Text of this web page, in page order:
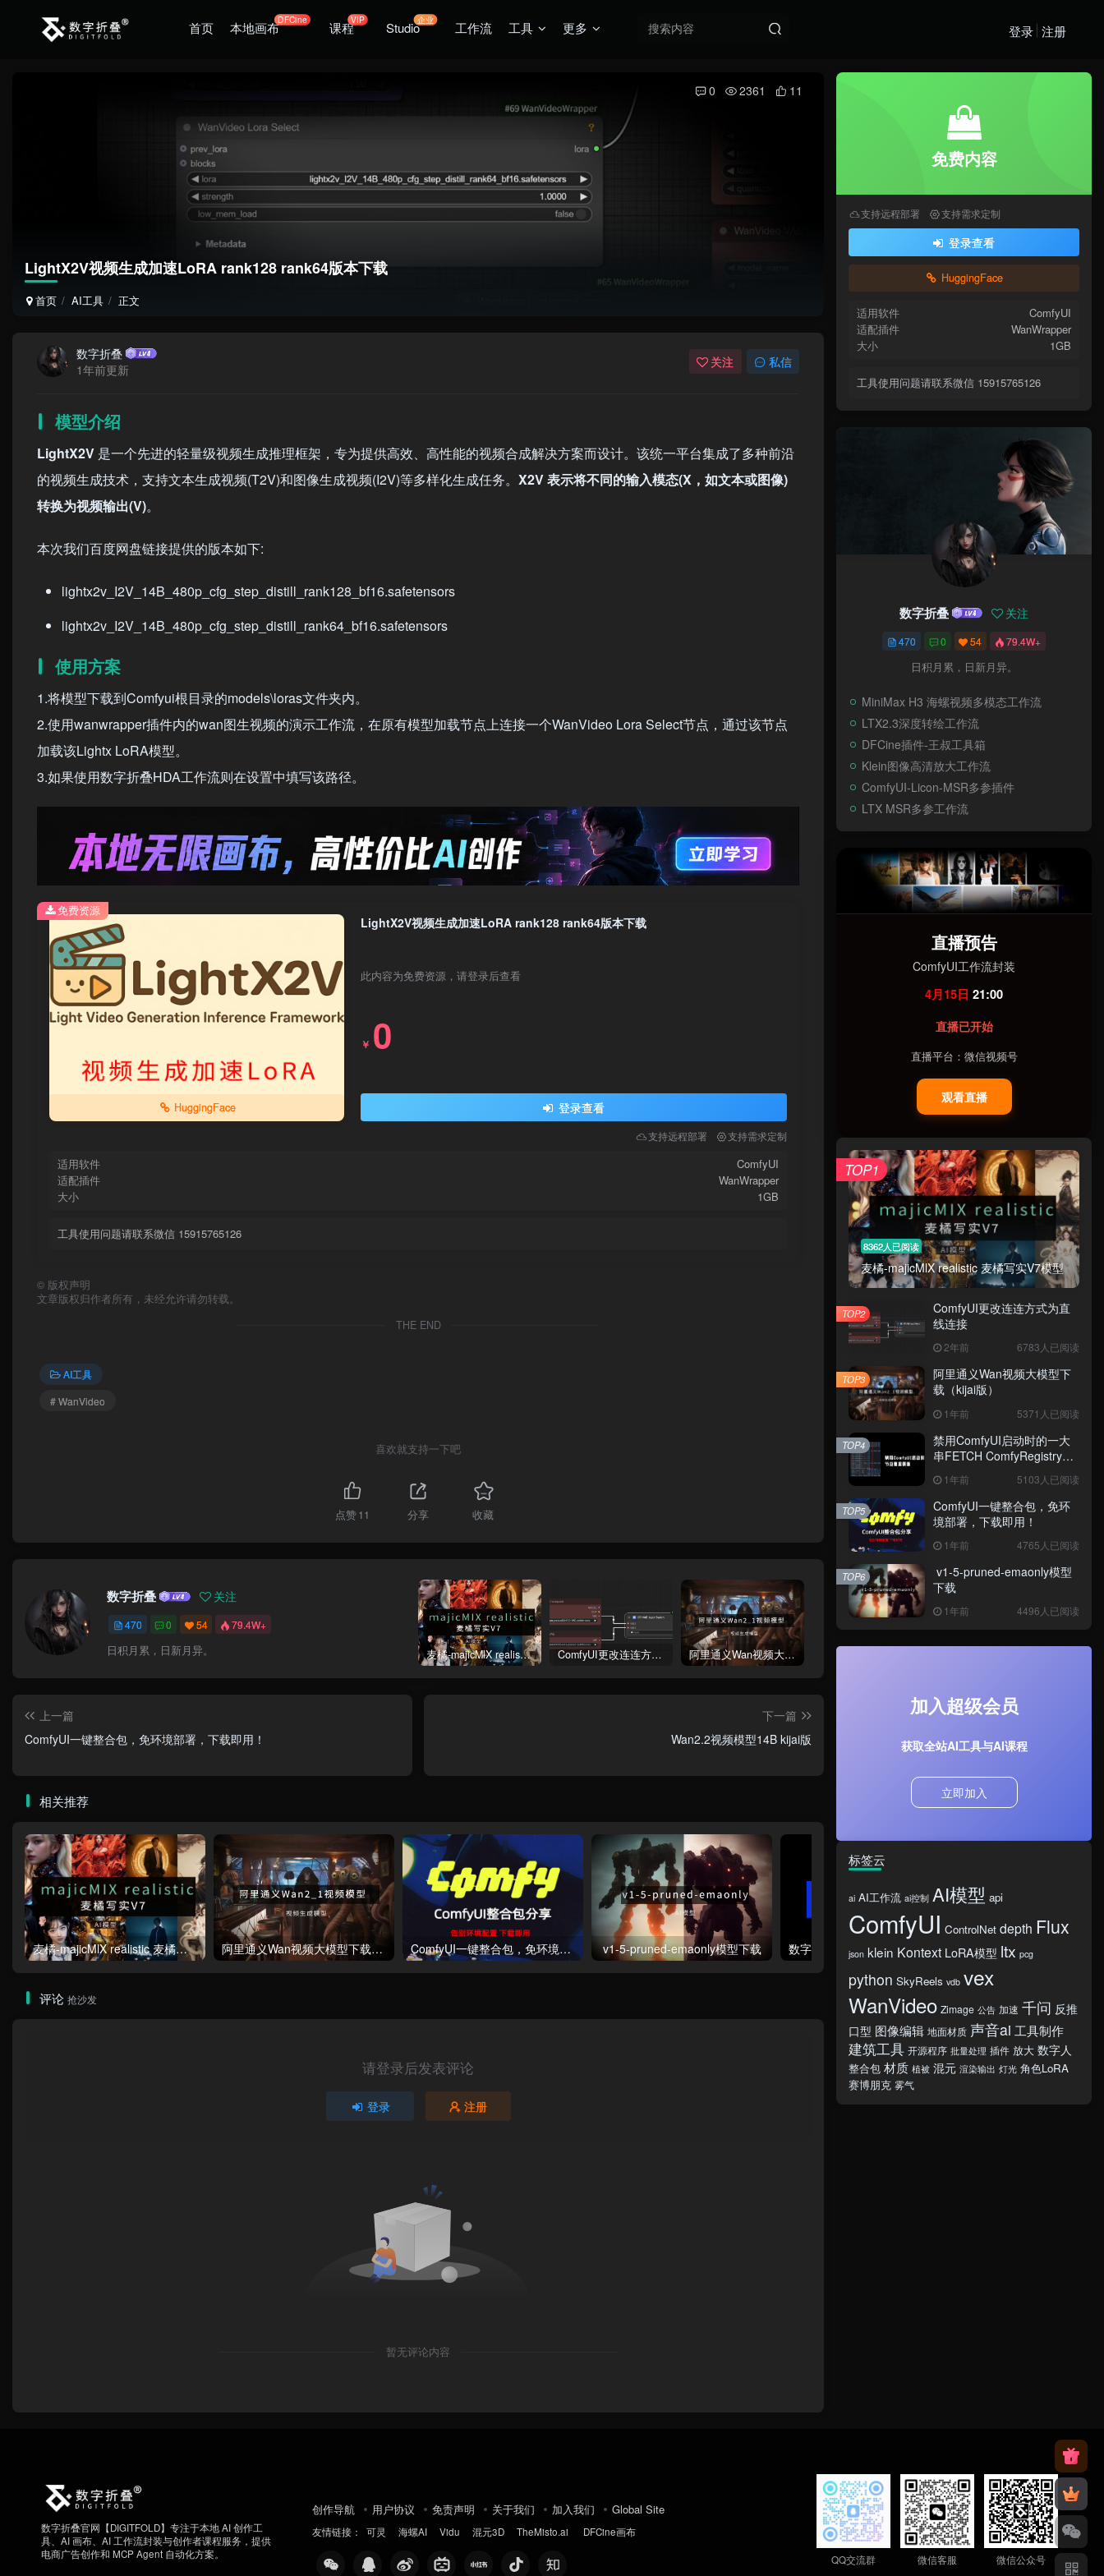
首页 本地画布DFCine 课程VIP Studio企业 工作流 工具 更多 登录 注册
LightX2V视频生成加速LoRA rank128 rank64版本下载
首页 AI工具 正文
0 2361 11
数字折叠
1年前更新
关注 私信
模型介绍
LightX2V 是一个先进的轻量级视频生成推理框架，专为提供高效、高性能的视频合成解决方案而设计。该统一平台集成了多种前沿
的视频生成技术，支持文本生成视频(T2V)和图像生成视频(I2V)等多样化生成任务。 X2V 表示将不同的输入模态(X，如文本或图像)
转换为视频输出(V)。
本次我们百度网盘链接提供的版本如下:
lightx2v_I2V_14B_480p_cfg_step_distill_rank128_bf16.safetensors
lightx2v_I2V_14B_480p_cfg_step_distill_rank64_bf16.safetensors
使用方案
1.将模型下载到Comfyui根目录的models\loras文件夹内。
2.使用wanwrapper插件内的wan图生视频的演示工作流，在原有模型加载节点上连接一个WanVideo Lora Select节点，通过该节点
加载该Lightx LoRA模型。
3.如果使用数字折叠HDA工作流则在设置中填写该路径。
HuggingFace
LightX2V视频生成加速LoRA rank128 rank64版本下载
此内容为免费资源，请登录后查看
￥ 0
登录查看
支持远程部署 支持需求定制
适用软件
ComfyUI
适配插件
WanWrapper
大小
1GB
工具使用问题请联系微信 15915765126
免费资源
© 版权声明
文章版权归作者所有，未经允许请勿转载。
THE END
AI工具
# WanVideo
喜欢就支持一下吧
点赞11 分享 收藏
数字折叠 关注
470 0 54 79.4W+
日积月累，日新月异。 麦橘-majicMlX realistic 麦橘写实V7模型 ComfyUI更改连连方式为直线连接 阿里通义Wan视频大模型下载（kijai版）
上一篇
ComfyUI一键整合包，免环境部署，下载即用！
下一篇
Wan2.2视频模型14B kijai版
相关推荐
麦橘-majicMlX realistic 麦橘写实V7模型 阿里通义Wan视频大模型下载（kijai版） ComfyUI一键整合包，免环境部署，下载即用！ v1-5-pruned-emaonly模型下载 数字折叠ComfyUI整合包模型库
评论 抢沙发
请登录后发表评论
登录 注册
暂无评论内容
免费内容
支持远程部署 支持需求定制
登录查看
HuggingFace
适用软件
ComfyUI
适配插件
WanWrapper
大小
1GB
工具使用问题请联系微信 15915765126
数字折叠 关注
470 0 54 79.4W+
日积月累，日新月异。
MiniMax H3 海螺视频多模态工作流
LTX2.3深度转绘工作流
DFCine插件-王叔工具箱
Klein图像高清放大工作流
ComfyUI-Licon-MSR多参插件
LTX MSR多参工作流
直播预告
ComfyUI工作流封装
4月15日 21:00
直播已开始
直播平台：微信视频号
观看直播
8362人已阅读
麦橘-majicMlX realistic 麦橘写实V7模型
TOP1
ComfyUI更改连连方式为直
线连接
2年前 6783人已阅读
TOP2
阿里通义Wan视频大模型下
载（kijai版）
1年前 5371人已阅读
TOP3
禁用ComfyUI启动时的一大
串FETCH ComfyRegistry
1年前 5103人已阅读
TOP4
ComfyUI一键整合包，免环
境部署，下载即用！
1年前 4765人已阅读
TOP5
v1-5-pruned-emaonly模型
下载
1年前 4496人已阅读
TOP6
加入超级会员
获取全站AI工具与AI课程
立即加入
标签云
ai AI工作流 ai控制 AI模型 api
ComfyUI ControlNet depth Flux
json klein Kontext LoRA模型 ltx pcg
python SkyReels vdb vex
WanVideo Zimage 公告 加速 千问 反推
口型 图像编辑 地面材质 声音ai 工具制作
建筑工具 开源程序 批量处理 插件 放大 数字人
整合包 材质 植被 混元 渲染输出 灯光 角色LoRA
赛博朋克 雾气
数字折叠官网【DIGITFOLD】专注于本地 AI 创作工
具、AI 画布、AI 工作流封装与创作者课程服务，提供
电商广告创作和 MCP Agent 自动化方案。
创作导航 用户协议 免责声明 关于我们 加入我们 Global Site
友情链接： 可灵 海螺AI Vidu 混元3D TheMisto.ai DFCine画布
QQ交流群 微信客服 微信公众号